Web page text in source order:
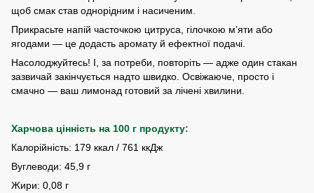
щоб смак став однорідним і насиченим.
Прикрасьте напій часточкою цитруса, гілочкою м’яти або
ягодами — це додасть аромату й ефектної подачі.
Насолоджуйтесь! І, за потреби, повторіть — адже один стакан
зазвичай закінчується надто швидко. Освіжаюче, просто і
смачно — ваш лимонад готовий за лічені хвилини.
Харчова цінність на 100 г продукту:
Калорійність: 179 ккал / 761 ккДж
Вуглеводи: 45,9 г
Жири: 0,08 г